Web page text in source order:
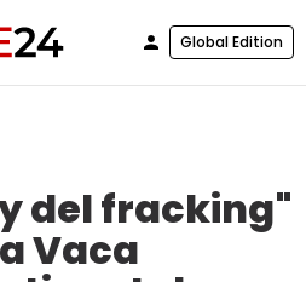
Global Edition
del fracking"
Vaca